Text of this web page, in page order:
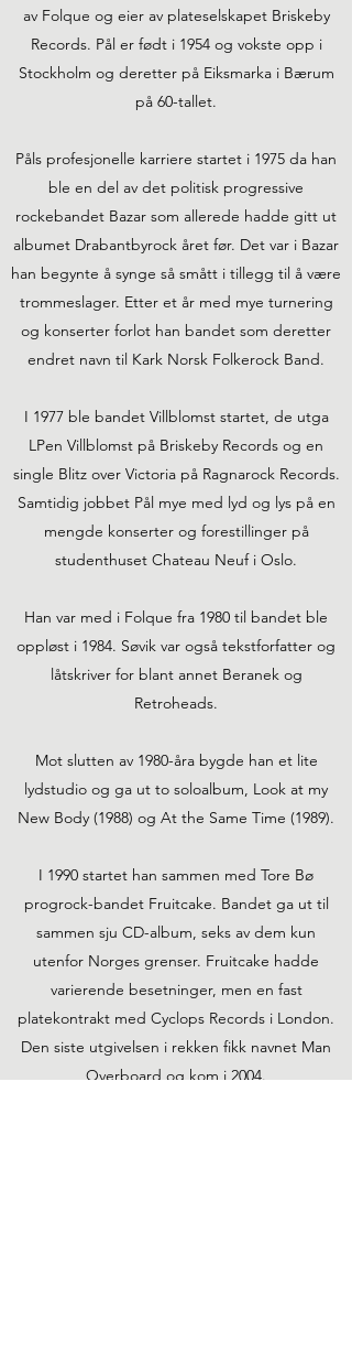
av Folque og eier av plateselskapet Briskeby
Records. Pål er født i 1954 og vokste opp i
Stockholm og deretter på Eiksmarka i Bærum
på 60-tallet.
Påls profesjonelle karriere startet i 1975 da han
ble en del av det politisk progressive
rockebandet Bazar som allerede hadde gitt ut
albumet Drabantbyrock året før. Det var i Bazar
han begynte å synge så smått i tillegg til å være
trommeslager. Etter et år med mye turnering
og konserter forlot han bandet som deretter
endret navn til Kark Norsk Folkerock Band.
I 1977 ble bandet Villblomst startet, de utga
LPen Villblomst på Briskeby Records og en
single Blitz over Victoria på Ragnarock Records.
Samtidig jobbet Pål mye med lyd og lys på en
mengde konserter og forestillinger på
studenthuset Chateau Neuf i Oslo.
Han var med i Folque fra 1980 til bandet ble
oppløst i 1984. Søvik var også tekstforfatter og
låtskriver for blant annet Beranek og
Retroheads.
Mot slutten av 1980-åra bygde han et lite
lydstudio og ga ut to soloalbum, Look at my
New Body (1988) og At the Same Time (1989).
I 1990 startet han sammen med Tore Bø
progrock-bandet Fruitcake. Bandet ga ut til
sammen sju CD-album, seks av dem kun
utenfor Norges grenser. Fruitcake hadde
varierende besetninger, men en fast
platekontrakt med Cyclops Records i London.
Den siste utgivelsen i rekken fikk navnet Man
Overboard og kom i 2004.